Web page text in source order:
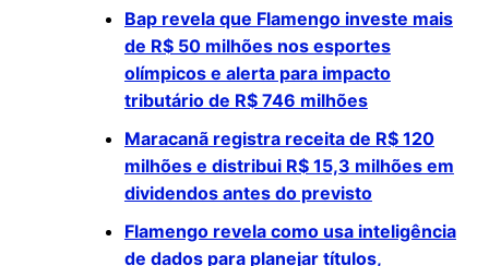
Bap revela que Flamengo investe mais
de R$ 50 milhões nos esportes
olímpicos e alerta para impacto
tributário de R$ 746 milhões
Maracanã registra receita de R$ 120
milhões e distribui R$ 15,3 milhões em
dividendos antes do previsto
Flamengo revela como usa inteligência
de dados para planejar títulos,